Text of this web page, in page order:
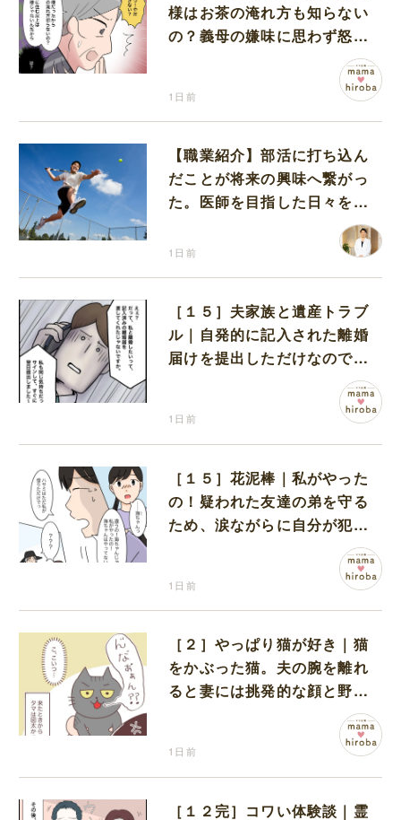
様はお茶の淹れ方も知らない
の？義母の嫌味に思わず怒り
1日前
【職業紹介】部活に打ち込ん
だことが将来の興味へ繋がっ
た。医師を目指した日々を振
1日前
［１５］夫家族と遺産トラブ
ル｜自発的に記入された離婚
届けを提出しただけなので、
1日前
［１５］花泥棒｜私がやった
の！疑われた友達の弟を守る
ため、涙ながらに自分が犯人
1日前
［２］やっぱり猫が好き｜猫
をかぶった猫。夫の腕を離れ
ると妻には挑発的な顔と野太
1日前
［１２完］コワい体験談｜霊